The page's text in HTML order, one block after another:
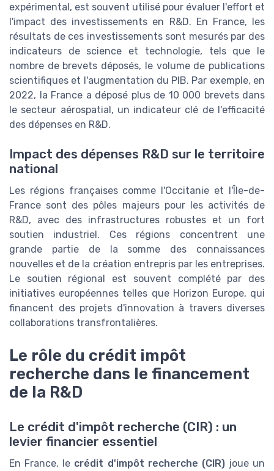
expérimental, est souvent utilisé pour évaluer l'effort et
l'impact des investissements en R&D. En France, les
résultats de ces investissements sont mesurés par des
indicateurs de science et technologie, tels que le
nombre de brevets déposés, le volume de publications
scientifiques et l'augmentation du PIB. Par exemple, en
2022, la France a déposé plus de 10 000 brevets dans
le secteur aérospatial, un indicateur clé de l'efficacité
des dépenses en R&D.
Impact des dépenses R&D sur le territoire
national
Les régions françaises comme l'Occitanie et l'Île-de-
France sont des pôles majeurs pour les activités de
R&D, avec des infrastructures robustes et un fort
soutien industriel. Ces régions concentrent une
grande partie de la somme des connaissances
nouvelles et de la création entrepris par les entreprises.
Le soutien régional est souvent complété par des
initiatives européennes telles que Horizon Europe, qui
financent des projets d'innovation à travers diverses
collaborations transfrontalières.
Le rôle du crédit impôt
recherche dans le financement
de la R&D
Le crédit d'impôt recherche (CIR) : un
levier financier essentiel
En France, le crédit d'impôt recherche (CIR)joue un